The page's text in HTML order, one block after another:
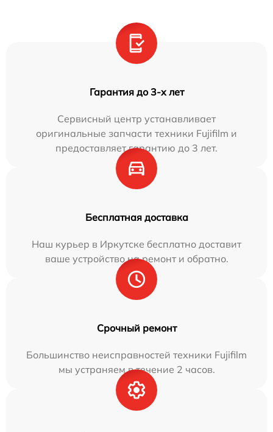
Гарантия до 3-х лет
Сервисный центр устанавливает
оригинальные запчасти техники Fujifilm и
предоставляет гарантию до 3 лет.
Бесплатная доставка
Наш курьер в Иркутске бесплатно доставит
ваше устройство на ремонт и обратно.
Срочный ремонт
Большинство неисправностей техники Fujifilm
мы устраняем в течение 2 часов.